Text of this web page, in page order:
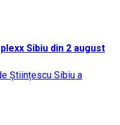
Sibiu din 2 august